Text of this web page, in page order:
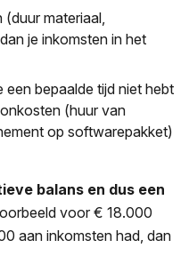
materiaal,
je inkomsten in het
bepaalde tijd niet hebt
(huur van
op softwarepakket)
balans en dus een
voor € 18.000
aan inkomsten had, dan